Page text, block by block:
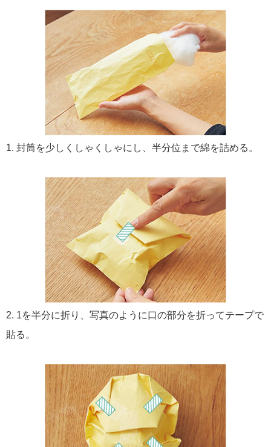
1. 封筒を少しくしゃくしゃにし、半分位まで綿を詰める。
2. 1を半分に折り、写真のように口の部分を折ってテープで
貼る。